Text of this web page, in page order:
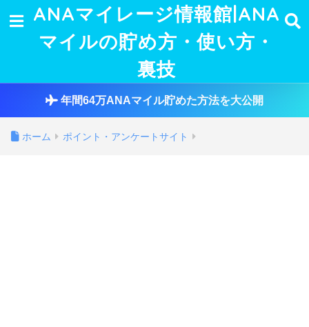
ANAマイレージ情報館|ANA
マイルの貯め方・使い方・
裏技
年間64万ANAマイル貯めた方法を大公開
ホーム ポイント・アンケートサイト